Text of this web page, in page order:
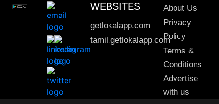
WEBSITES
getlokalapp.com
tamil.getlokalapp.com
About Us
Privacy
Policy
Terms &
Conditions
Advertise
with us